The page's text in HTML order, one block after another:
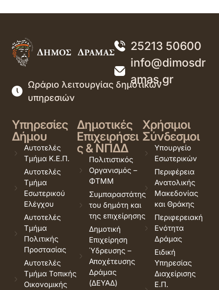
25213 50600
info@dimosdr
amas.gr
Ωράριο λειτουργίας δημοτικών
υπηρεσιών
Υπηρεσίες
Δήμου
Αυτοτελές
Τμήμα Κ.Ε.Π.
Αυτοτελές
Τμήμα
Εσωτερικού
Ελέγχου
Αυτοτελές
Τμήμα
Πολιτικής
Προστασίας
Αυτοτελές
Τμήμα Τοπικής
Οικονομικής
Δημοτικές
Επιχειρήσει
ς & ΝΠΔΔ
Πολιτιστικός
Οργανισμός –
ΦΤΜΜ
Συμπαραστάτης
του δημότη και
της επιχείρησης
Δημοτική
Επιχείρηση
Ύδρευσης –
Αποχέτευσης
Δράμας
(ΔΕΥΑΔ)
Χρήσιμοι
Σύνδεσμοι
Υπουργείο
Εσωτερικών
Περιφέρεια
Ανατολικής
Μακεδονίας
και Θράκης
Περιφερειακή
Ενότητα
Δράμας
Ειδική
Υπηρεσίας
Διαχείρισης
Ε.Π.